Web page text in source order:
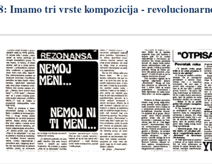
Imamo tri vrste kompozicija -